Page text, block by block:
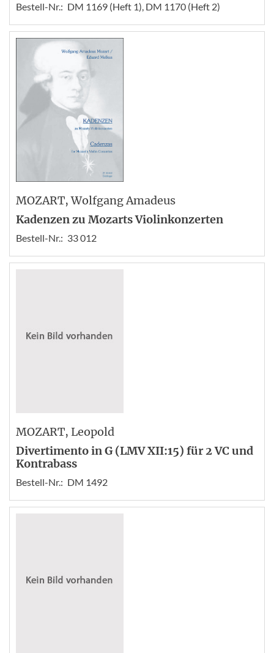
Bestell-Nr.: DM 1169 (Heft 1), DM 1170 (Heft 2)
MOZART, Wolfgang Amadeus
Kadenzen zu Mozarts Violinkonzerten
Bestell-Nr.: 33 012
MOZART, Leopold
Divertimento in G (LMV XII:15) für 2 VC und
Kontrabass
Bestell-Nr.: DM 1492